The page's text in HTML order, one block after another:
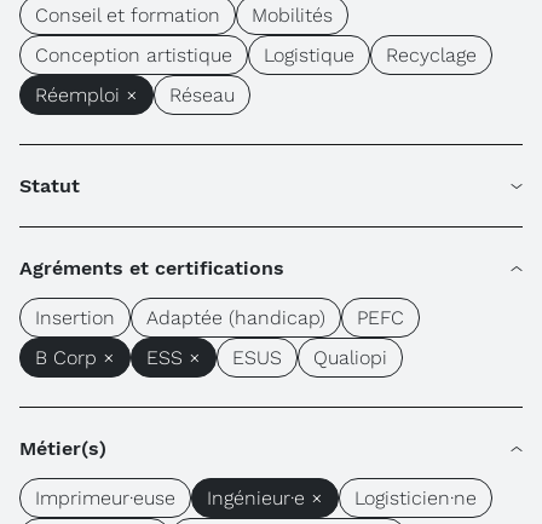
Conseil et formation
Mobilités
Conception artistique
Logistique
Recyclage
Réemploi ×
Réseau
Statut
Agréments et certifications
Insertion Adaptée (handicap)
PEFC
B Corp ×
ESS × ESUS Qualiopi
Métier(s)
Imprimeur·euse Ingénieur·e ×
Logisticien·ne